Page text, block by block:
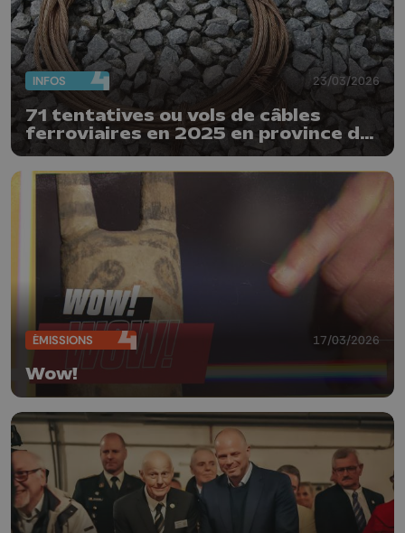
INFOS 23/03/2026
71 tentatives ou vols de câbles
ferroviaires en 2025 en province de
Liège
ÉMISSIONS 17/03/2026
Wow!